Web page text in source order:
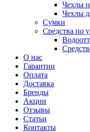
Чехлы
Чехлы
Сумки
Средства по
О нас
Гарантии
Оплата
Доставка
Бренды
Акции
Отзывы
Статьи
Контакты